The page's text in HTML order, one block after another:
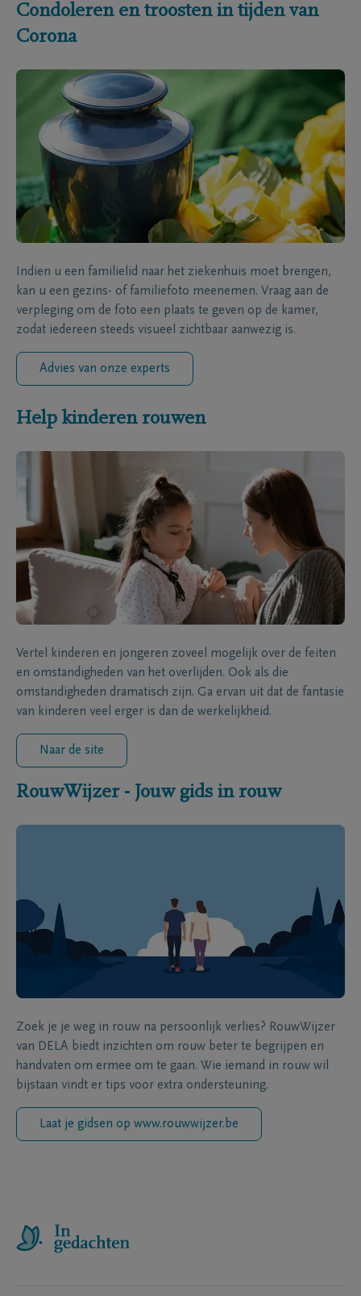
Condoleren en troosten in tijden van
Corona
Indien u een familielid naar het ziekenhuis moet brengen,
kan u een gezins- of familiefoto meenemen. Vraag aan de
verpleging om de foto een plaats te geven op de kamer,
zodat iedereen steeds visueel zichtbaar aanwezig is.
Advies van onze experts
Help kinderen rouwen
Vertel kinderen en jongeren zoveel mogelijk over de feiten
en omstandigheden van het overlijden. Ook als die
omstandigheden dramatisch zijn. Ga ervan uit dat de fantasie
van kinderen veel erger is dan de werkelijkheid.
Naar de site
RouwWijzer - Jouw gids in rouw
Zoek je je weg in rouw na persoonlijk verlies? RouwWijzer
van DELA biedt inzichten om rouw beter te begrijpen en
handvaten om ermee om te gaan. Wie iemand in rouw wil
bijstaan vindt er tips voor extra ondersteuning.
Laat je gidsen op www.rouwwijzer.be